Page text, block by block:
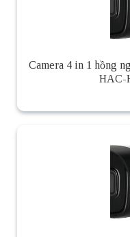
Camera 4 in 1 hồng
HAC-